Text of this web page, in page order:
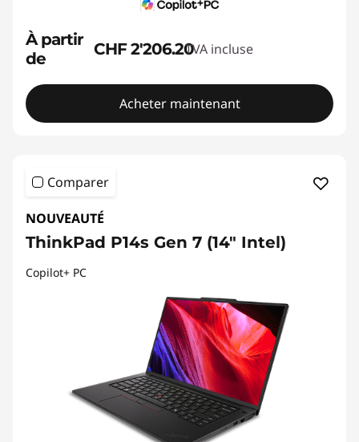
À partir
de
CHF 2'206.20TVA incluse
Acheter maintenant
Comparer
NOUVEAUTÉ
ThinkPad P14s Gen 7 (14" Intel)
Copilot+ PC